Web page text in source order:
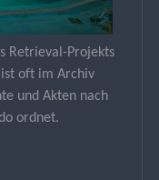
Retrieval-Projekts
ist oft im Archiv
und Akten nach
ordnet.